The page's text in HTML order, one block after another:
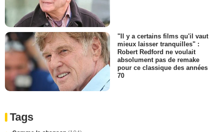
"Il y a certains films qu'il vaut
mieux laisser tranquilles" :
Robert Redford ne voulait
absolument pas de remake
pour ce classique des années
70
Tags